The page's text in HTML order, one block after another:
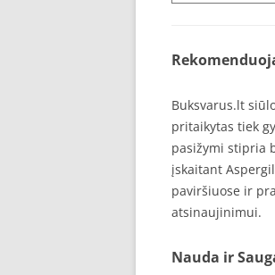
Buksvarus.lt
pritaikytas tiek
pasižymi stipria
įskaitant
paviršiuose ir
atsinaujinimui.
Nauda ir